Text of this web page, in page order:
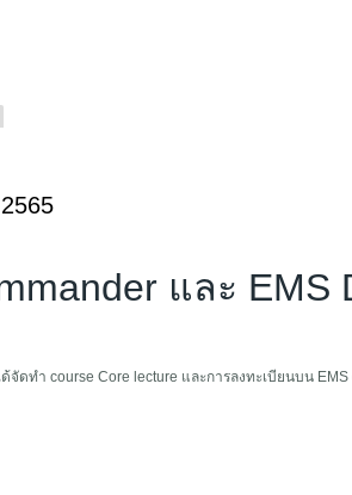
และ EMS
ดทำ course Core lecture และการลงทะเบียนบน